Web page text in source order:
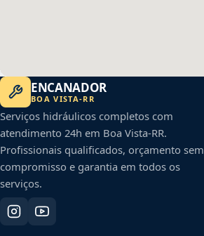
ENCANADOR
BOA VISTA-RR
Serviços hidráulicos completos com
atendimento 24h em Boa Vista-RR.
Profissionais qualificados, orçamento sem
compromisso e garantia em todos os
serviços.